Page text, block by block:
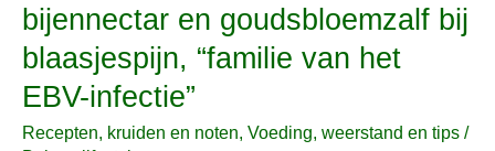
bijennectar en goudsbloemzalf bij
blaasjespijn, “familie van het
EBV-infectie”
Recepten, kruiden en noten, Voeding, weerstand en tips /
en
het
geheim
van
bijennectar